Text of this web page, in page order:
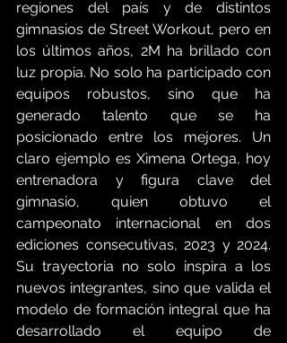
regiones del país y de distintos
gimnasios de Street Workout, pero en
los últimos años, 2M ha brillado con
luz propia. No solo ha participado con
equipos robustos, sino que ha
generado talento que se ha
posicionado entre los mejores. Un
claro ejemplo es Ximena Ortega, hoy
entrenadora y figura clave del
gimnasio, quien obtuvo el
campeonato internacional en dos
ediciones consecutivas, 2023 y 2024.
Su trayectoria no solo inspira a los
nuevos integrantes, sino que valida el
modelo de formación integral que ha
desarrollado el equipo de